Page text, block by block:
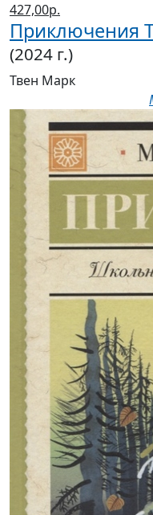
427,00р.
Приключения
(2024 г.)
Твен Марк